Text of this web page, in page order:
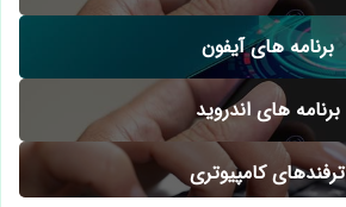
برنامه های آیفون
برنامه های اندروید
ترفندهای کامپیوتری